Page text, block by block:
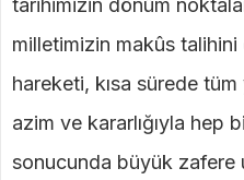
tarihimizin dönüm
milletimizin makûs
hareketi, kısa sürede tüm
azim ve kararlığıyla hep
sonucunda büyük zafere